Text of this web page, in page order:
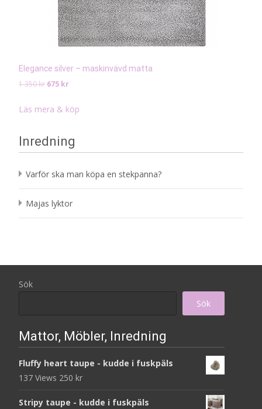
Elegance silver – maskinvävd matta
1 350kr Det
priset
350 kr.
675 kr
priset
Läs mera & köp
Inredning
Varför ska man köpa en stekpanna?
Majas lyktor
Sök
Sök
Mattor, Möbler, Inredning
Fluffy heart taupe - kudde i fuskpäls
137 Views 250 kr
Stripy taupe - kudde i fuskpäls